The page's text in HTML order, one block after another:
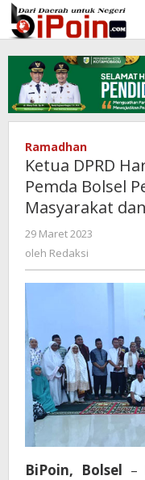
Lewati
ke
konten
Ramadhan
Ketua DPRD
Pemda Bolsel
Masyarakat
29 Maret 2023
oleh Redaksi
BiPoin, Bolsel –